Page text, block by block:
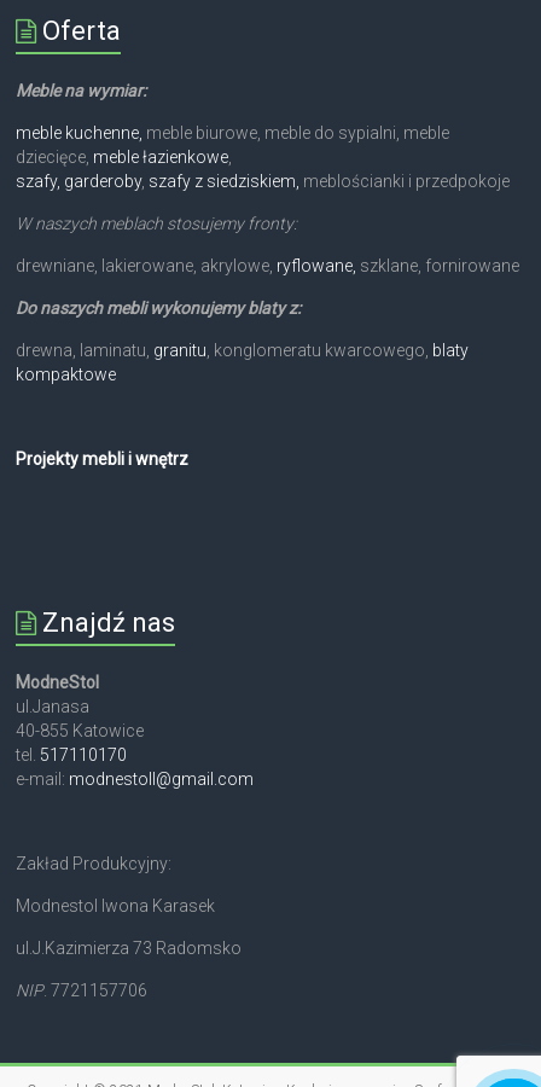
Oferta
Meble na wymiar:
meble kuchenne, meble biurowe, meble do sypialni, meble
dziecięce, meble łazienkowe,
szafy, garderoby, szafy z siedziskiem, meblościanki i przedpokoje
W naszych meblach stosujemy fronty:
drewniane, lakierowane, akrylowe, ryflowane, szklane, fornirowane
Do naszych mebli wykonujemy blaty z:
drewna, laminatu, granitu, konglomeratu kwarcowego, blaty
kompaktowe
Projekty mebli i wnętrz
Znajdź nas
ModneStol
ul.Janasa
40-855 Katowice
tel. 517110170
e-mail: modnestoll@gmail.com
Zakład Produkcyjny:
Modnestol Iwona Karasek
ul.J.Kazimierza 73 Radomsko
NIP. 7721157706